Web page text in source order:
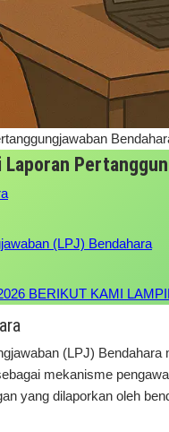
(LPJ) Bendahara
BERIKUT KAMI
(LPJ)
mekanisme
yang dilaporkan oleh